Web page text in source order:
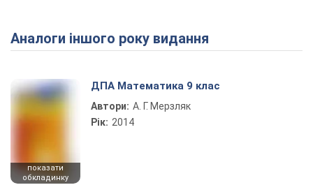
Play Video
Аналоги іншого року видання
показати
обкладинку
ДПА Математика 9 клас
Автори: А. Г. Мерзляк
Рік: 2014